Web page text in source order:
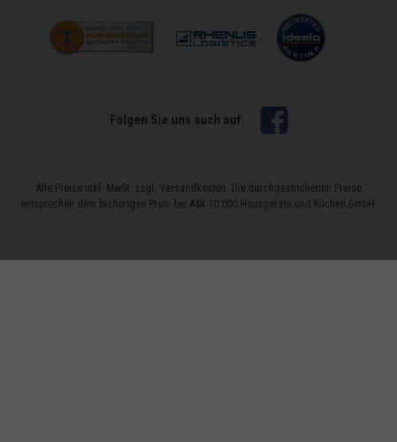
Folgen Sie uns auch auf:
Alle Preise inkl. MwSt. zzgl. Versandkosten. Die durchgestrichenen Preise
entsprechen dem bisherigen Preis bei A&K 10.000 Hausgeräte und Küchen GmbH.